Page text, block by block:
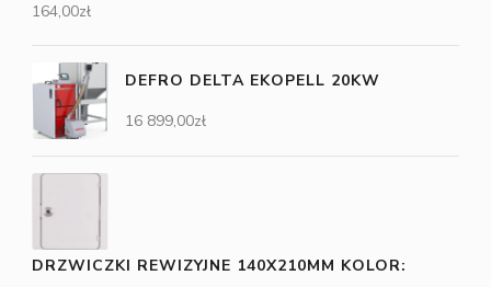
164,00zł
DEFRO DELTA EKOPELL 20KW
16 899,00zł
DRZWICZKI REWIZYJNE 140X210MM KOLOR: